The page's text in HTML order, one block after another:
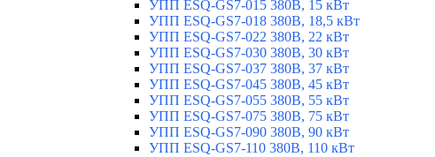
УПП ESQ-GS7-015 380В, 15 кВт
УПП ESQ-GS7-018 380В, 18,5 кВт
УПП ESQ-GS7-022 380В, 22 кВт
УПП ESQ-GS7-030 380В, 30 кВт
УПП ESQ-GS7-037 380В, 37 кВт
УПП ESQ-GS7-045 380В, 45 кВт
УПП ESQ-GS7-055 380В, 55 кВт
УПП ESQ-GS7-075 380В, 75 кВт
УПП ESQ-GS7-090 380В, 90 кВт
УПП ESQ-GS7-110 380В, 110 кВт